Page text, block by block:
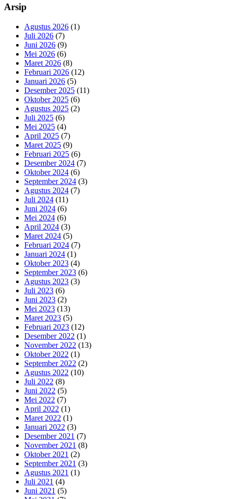
Arsip
Agustus 2026 (1)
Juli 2026 (7)
Juni 2026 (9)
Mei 2026 (6)
Maret 2026 (8)
Februari 2026 (12)
Januari 2026 (5)
Desember 2025 (11)
Oktober 2025 (6)
Agustus 2025 (2)
Juli 2025 (6)
Mei 2025 (4)
April 2025 (7)
Maret 2025 (9)
Februari 2025 (6)
Desember 2024 (7)
Oktober 2024 (6)
September 2024 (3)
Agustus 2024 (7)
Juli 2024 (11)
Juni 2024 (6)
Mei 2024 (6)
April 2024 (3)
Maret 2024 (5)
Februari 2024 (7)
Januari 2024 (1)
Oktober 2023 (4)
September 2023 (6)
Agustus 2023 (3)
Juli 2023 (6)
Juni 2023 (2)
Mei 2023 (13)
Maret 2023 (5)
Februari 2023 (12)
Desember 2022 (1)
November 2022 (13)
Oktober 2022 (1)
September 2022 (2)
Agustus 2022 (10)
Juli 2022 (8)
Juni 2022 (5)
Mei 2022 (7)
April 2022 (1)
Maret 2022 (1)
Januari 2022 (3)
Desember 2021 (7)
November 2021 (8)
Oktober 2021 (2)
September 2021 (3)
Agustus 2021 (1)
Juli 2021 (4)
Juni 2021 (5)